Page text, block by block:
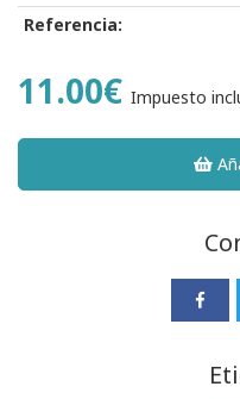
Referencia:
11.00€ Impuesto